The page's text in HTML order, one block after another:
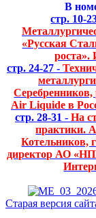
В
стр. 10-
«Русская
роста».
стр. 24-27 -
Серебренников,
Air Liquide в
стр. 28-31 - На
практики.
Котельников,
директор АО
Старая версия